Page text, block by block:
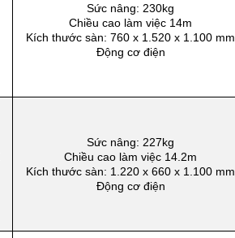
Sức nâng: 230kg
Chiều cao làm việc 14m
Kích thước sàn: 760 x 1.520 x 1.100 mm
Động cơ điện
Sức nâng: 227kg
Chiều cao làm việc 14.2m
Kích thước sàn: 1.220 x 660 x 1.100 mm
Động cơ điện